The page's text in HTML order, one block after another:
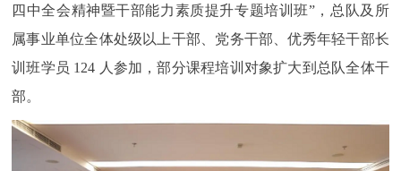
四中全会精神暨干部能力素质提升专题培训班”，总队及所
属事业单位全体处级以上干部、党务干部、优秀年轻干部长
训班学员 124 人参加，部分课程培训对象扩大到总队全体干
部。